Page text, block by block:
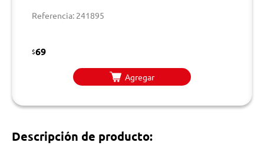
Referencia: 241895
$69
Agregar
Descripción de producto: